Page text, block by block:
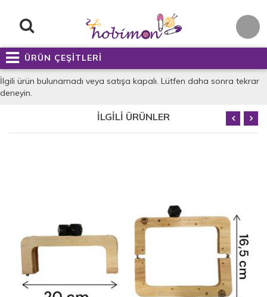
ÜRÜN ÇEŞİTLERİ
İlgili ürün bulunamadı veya satışa kapalı. Lütfen daha sonra tekrar
deneyin.
İLGİLİ ÜRÜNLER